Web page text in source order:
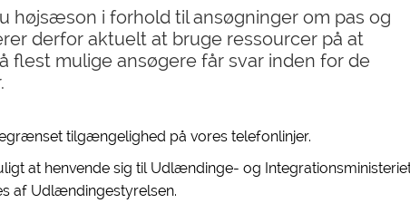
højsæson i forhold til ansøgninger om pas og
derfor aktuelt at bruge ressourcer på at
flest mulige ansøgere får svar inden for de
tilgængelighed på vores telefonlinjer.
at henvende sig til Udlændinge- og
af Udlændingestyrelsen.